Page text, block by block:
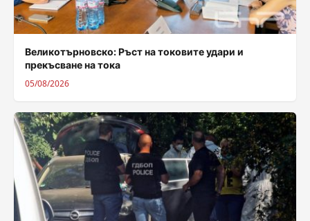
Великотърновско: Ръст на токовите удари и
прекъсване на тока
05/08/2026